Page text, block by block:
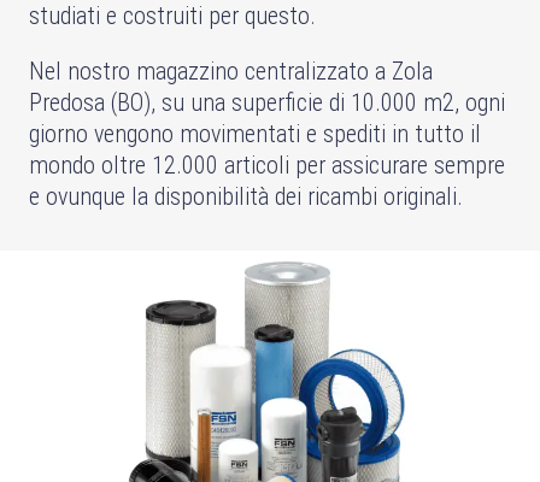
studiati e costruiti per questo.
Nel nostro magazzino centralizzato a Zola
Predosa (BO), su una superficie di 10.000 m2, ogni
giorno vengono movimentati e spediti in tutto il
mondo oltre 12.000 articoli per assicurare sempre
e ovunque la disponibilità dei ricambi originali.